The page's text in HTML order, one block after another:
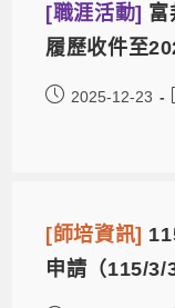
[職涯活動] 富
履歷收件至
2025-12-23
[師培資訊]
申請（115/3/